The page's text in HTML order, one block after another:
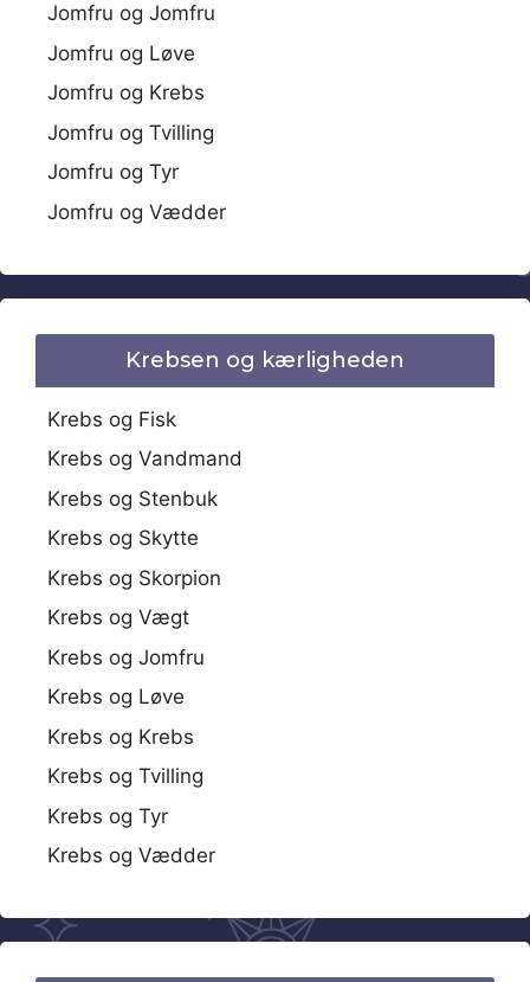
Jomfru og Jomfru
Jomfru og Løve
Jomfru og Krebs
Jomfru og Tvilling
Jomfru og Tyr
Jomfru og Vædder
Krebsen og kærligheden
Krebs og Fisk
Krebs og Vandmand
Krebs og Stenbuk
Krebs og Skytte
Krebs og Skorpion
Krebs og Vægt
Krebs og Jomfru
Krebs og Løve
Krebs og Krebs
Krebs og Tvilling
Krebs og Tyr
Krebs og Vædder